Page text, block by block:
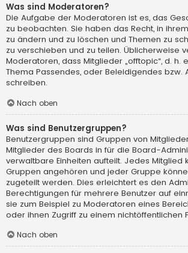
Was sind Moderatoren?
Die Aufgabe der Moderatoren ist es, das
zu beobachten. Sie haben das Recht, in
zu ändern und zu löschen und Themen zu
zu verschieben und zu teilen. Üblicherweise
Moderatoren, dass Mitglieder „offtopic“, d. h.
Thema Passendes, oder Beleidigendes bzw.
schreiben.
Nach oben
Was sind Benutzergruppen?
Benutzergruppen sind Gruppen von
Mitglieder des Boards in für die Board-
verwaltbare Einheiten aufteilt. Jedes Mitglied
Gruppen angehören und jeder Gruppe
zugeteilt werden. Dies erleichtert es den
Berechtigungen für mehrere Benutzer auf
sie zum Beispiel zu Moderatoren eines
oder ihnen Zugriff zu einem nichtöffentlichen
Nach oben